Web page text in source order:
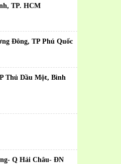
TP. HCM
Đông, TP Phú Quốc
Thủ Dầu Một, Bình
Q Hải Châu- ĐN